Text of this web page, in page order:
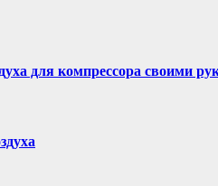
для компрессора своими